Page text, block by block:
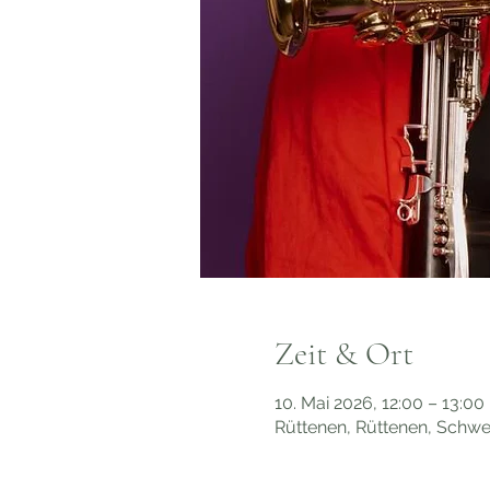
Zeit & Ort
10. Mai 2026, 12:00 – 13:00
Rüttenen, Rüttenen,